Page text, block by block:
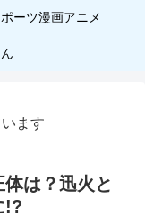
ーツ漫画アニメ
ます
体は？迅火と
!?